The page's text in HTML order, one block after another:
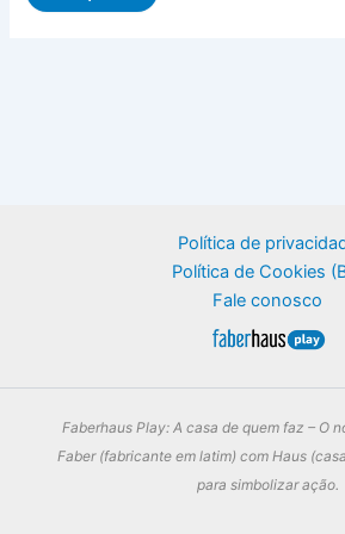
Política de
Política de Cookies
Fale conosco
Faberhaus Play: A casa de quem faz – O
Faber (fabricante em latim) com Haus
para simbolizar ação.